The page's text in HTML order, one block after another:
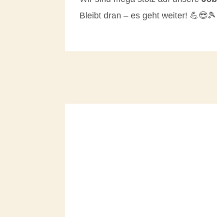
Bleibt dran – es geht weiter! 💪😎🎾